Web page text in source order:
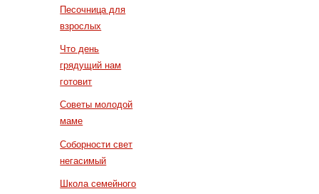
Песочница для
взрослых
Что день
грядущий нам
готовит
Советы молодой
маме
Соборности свет
негасимый
Школа семейного